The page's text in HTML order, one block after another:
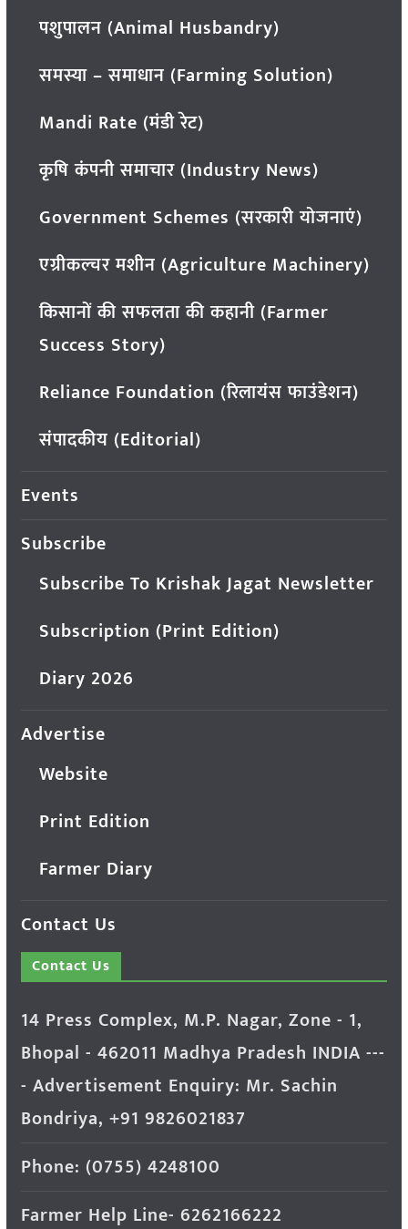
पशुपालन (Animal Husbandry)
समस्या – समाधान (Farming Solution)
Mandi Rate (मंडी रेट)
कृषि कंपनी समाचार (Industry News)
Government Schemes (सरकारी योजनाएं)
एग्रीकल्चर मशीन (Agriculture Machinery)
किसानों की सफलता की कहानी (Farmer
Success Story)
Reliance Foundation (रिलायंस फाउंडेशन)
संपादकीय (Editorial)
Events
Subscribe
Subscribe To Krishak Jagat Newsletter
Subscription (Print Edition)
Diary 2026
Advertise
Website
Print Edition
Farmer Diary
Contact Us
Contact Us
14 Press Complex, M.P. Nagar, Zone - 1,
Bhopal - 462011 Madhya Pradesh INDIA ---
- Advertisement Enquiry: Mr. Sachin
Bondriya, +91 9826021837
Phone: (0755) 4248100
Farmer Help Line- 6262166222